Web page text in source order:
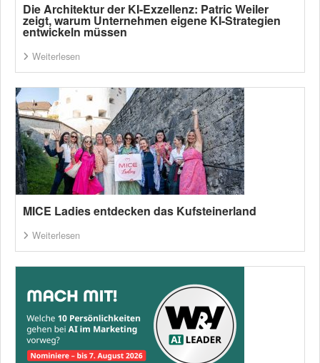
Die Architektur der KI-Exzellenz: Patric Weiler
zeigt, warum Unternehmen eigene KI-Strategien
entwickeln müssen
Weiterlesen
MICE Ladies entdecken das Kufsteinerland
Weiterlesen